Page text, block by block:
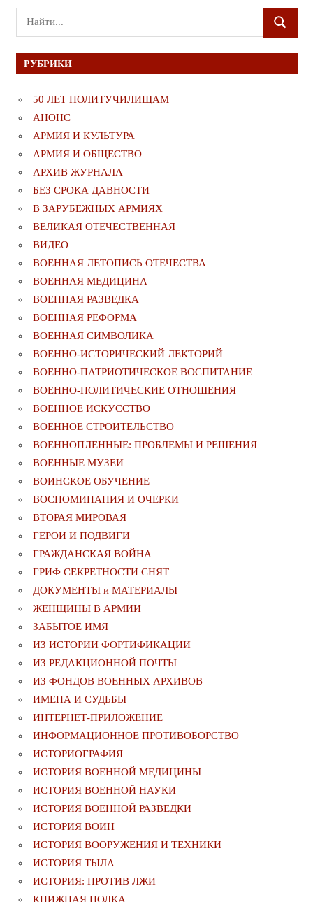
Поиск
для:
ПОИСК
РУБРИКИ
50 ЛЕТ ПОЛИТУЧИЛИЩАМ
АНОНС
АРМИЯ И КУЛЬТУРА
АРМИЯ И ОБЩЕСТВО
АРХИВ ЖУРНАЛА
БЕЗ СРОКА ДАВНОСТИ
В ЗАРУБЕЖНЫХ АРМИЯХ
ВЕЛИКАЯ ОТЕЧЕСТВЕННАЯ
ВИДЕО
ВОЕННАЯ ЛЕТОПИСЬ ОТЕЧЕСТВА
ВОЕННАЯ МЕДИЦИНА
ВОЕННАЯ РАЗВЕДКА
ВОЕННАЯ РЕФОРМА
ВОЕННАЯ СИМВОЛИКА
ВОЕННО-ИСТОРИЧЕСКИЙ ЛЕКТОРИЙ
ВОЕННО-ПАТРИОТИЧЕСКОЕ ВОСПИТАНИЕ
ВОЕННО-ПОЛИТИЧЕСКИE ОТНОШЕНИЯ
ВОЕННОЕ ИСКУССТВО
ВОЕННОЕ СТРОИТЕЛЬСТВО
ВОЕННОПЛЕННЫЕ: ПРОБЛЕМЫ И РЕШЕНИЯ
ВОЕННЫЕ МУЗЕИ
ВОИНСКОЕ ОБУЧЕНИЕ
ВОСПОМИНАНИЯ И ОЧЕРКИ
ВТОРАЯ МИРОВАЯ
ГЕРОИ И ПОДВИГИ
ГРАЖДАНСКАЯ ВОЙНА
ГРИФ СЕКРЕТНОСТИ СНЯТ
ДОКУМЕНТЫ и МАТЕРИАЛЫ
ЖЕНЩИНЫ В АРМИИ
ЗАБЫТОЕ ИМЯ
ИЗ ИСТОРИИ ФОРТИФИКАЦИИ
ИЗ РЕДАКЦИОННОЙ ПОЧТЫ
ИЗ ФОНДОВ ВОЕННЫХ АРХИВОВ
ИМЕНА И СУДЬБЫ
ИНТЕРНЕТ-ПРИЛОЖЕНИЕ
ИНФОРМАЦИОННОЕ ПРОТИВОБОРСТВО
ИСТОРИОГРАФИЯ
ИСТОРИЯ ВОЕННОЙ МЕДИЦИНЫ
ИСТОРИЯ ВОЕННОЙ НАУКИ
ИСТОРИЯ ВОЕННОЙ РАЗВЕДКИ
ИСТОРИЯ ВОИН
ИСТОРИЯ ВООРУЖЕНИЯ И ТЕХНИКИ
ИСТОРИЯ ТЫЛА
ИСТОРИЯ: ПРОТИВ ЛЖИ
КНИЖНАЯ ПОЛКА